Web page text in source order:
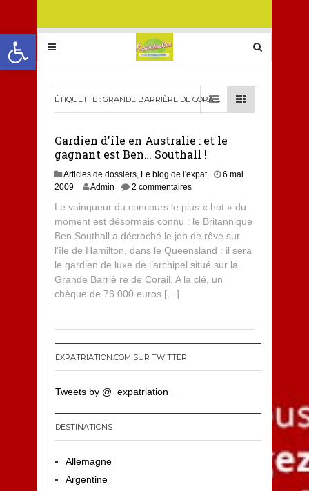
Ouvrir la barre d’outils
ÉTIQUETTE : GRANDE BARRIÈRE DE CORAIL
Gardien d'île en Australie : et le
gagnant est Ben… Southall !
Articles de dossiers, Le blog de l'expat
6 mai
2009
Admin 2 commentaires
Le vainqueur du concours le plus « hot » du
moment est désormais connu : le Britannique
Ben Southall a décroché le job de rêve sur
l’île de Hamilton, dans le Queensland : il sera
le gardien de luxe de l’archipel situé sur la
Grande Barriè re de Corail. A la clé, un
chèque de 76.000 euros […]
EXPATRIATION.COM SUR TWITTER
Tweets by @_expatriation_
DESTINATIONS
Allemagne
Argentine